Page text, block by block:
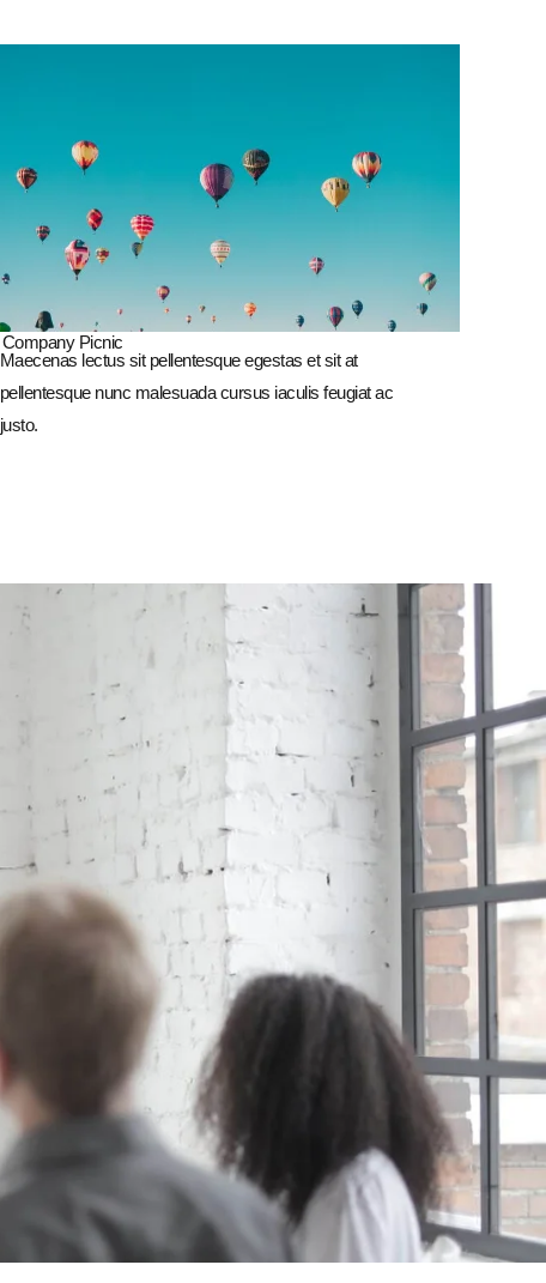
Company Picnic
Maecenas lectus sit pellentesque egestas et sit at
pellentesque nunc malesuada cursus iaculis feugiat ac
justo.